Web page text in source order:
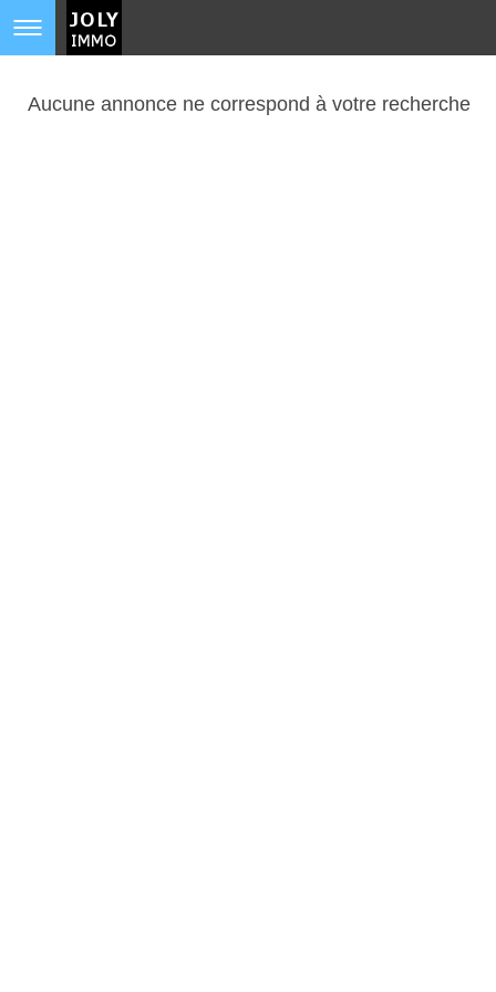
Aucune annonce ne correspond à votre recherche